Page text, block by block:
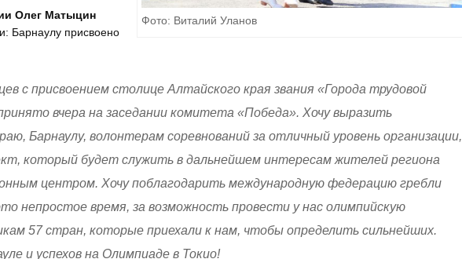
Фото: Виталий Уланов
Олег Матыцин
Барнаулу присвоено
с присвоением столице Алтайского края звания «Города трудовой
вчера на заседании комитета «Победа». Хочу выразить
Барнаулу, волонтерам соревнований за отличный уровень организации,
который будет служить в дальнейшем интересам жителей региона
центром. Хочу поблагодарить международную федерацию гребли
непростое время, за возможность провести у нас олимпийскую
57 стран, которые приехали к нам, чтобы определить сильнейших.
и успехов на Олимпиаде в Токио!